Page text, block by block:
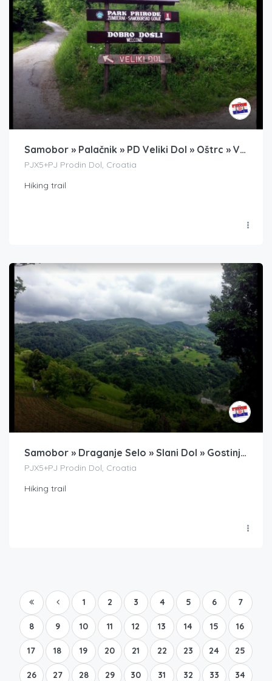
Samobor » Palačnik » PD Veliki Dol » Oštrc » Velika Vrata » Japetić
PJX5+PJ Prodin Dol, Croatia
Hiking trail
Samobor » Draganje Selo » Slani Dol » Gostinjac Sveti Bernard » Dragonoš » Japetić
PJX5+PJ Prodin Dol, Croatia
Hiking trail
1 2 3 4 5 6 7
8 9 10 11 12 13 14 15 16
17 18 19 20 21 22 23 24 25
26 27 28 29 30 31 32 33 34